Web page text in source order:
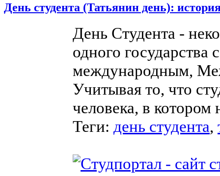
День студента (Татьянин день):
День Студента -
одного государства
международным,
Учитывая то, что
человека, в котором
Теги: день студента,